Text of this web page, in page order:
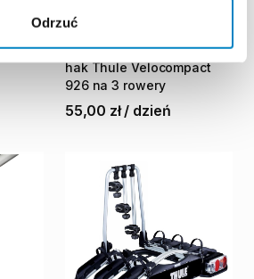
Odrzuć
na hak
Bagażnik na rowery na
hak Thule Velocompact
926 na 3 rowery
Decathlon Mikołów
55,00 zł / dzień